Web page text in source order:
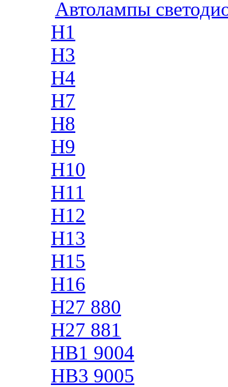
Автолампы
H1
H3
H4
H7
H8
H9
H10
H11
H12
H13
H15
H16
H27 880
H27 881
HB1 9004
HB3 9005